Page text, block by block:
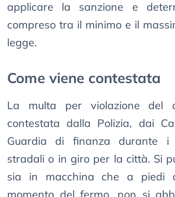
applicare la sanzione e
compreso tra il minimo e il
legge.
Come viene contestata
La multa per violazione del
contestata dalla Polizia, dai
Guardia di finanza durante
stradali o in giro per la città. Si
sia in macchina che a piedi